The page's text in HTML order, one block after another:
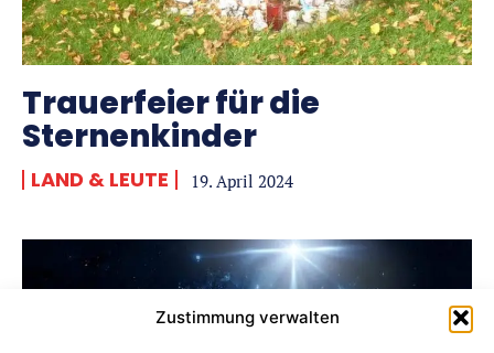
Zustimmung verwalten
Trauerfeier für die
Sternenkinder
LAND & LEUTE 19. April 2024